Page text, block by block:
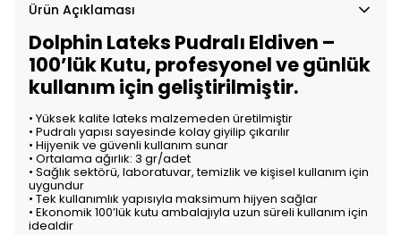
Ürün Açıklaması
Dolphin Lateks Pudralı Eldiven –
100’lük Kutu, profesyonel ve günlük
kullanım için geliştirilmiştir.
• Yüksek kalite lateks malzemeden üretilmiştir
• Pudralı yapısı sayesinde kolay giyilip çıkarılır
• Hijyenik ve güvenli kullanım sunar
• Ortalama ağırlık: 3 gr/adet
• Sağlık sektörü, laboratuvar, temizlik ve kişisel kullanım için
uygundur
• Tek kullanımlık yapısıyla maksimum hijyen sağlar
• Ekonomik 100’lük kutu ambalajıyla uzun süreli kullanım için
idealdir